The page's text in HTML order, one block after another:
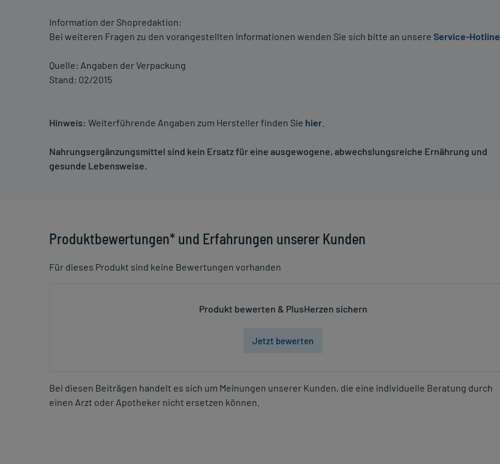
Information der Shopredaktion:
Bei weiteren Fragen zu den vorangestellten Informationen wenden Sie sich bitte an unsere Service-Hotline
Quelle: Angaben der Verpackung
Stand: 02/2015
Hinweis: Weiterführende Angaben zum Hersteller finden Sie hier
Nahrungsergänzungsmittel sind kein Ersatz für eine ausgewogene, abwechslungsreiche Ernährung und
gesunde Lebensweise.
Produktbewertungen* und Erfahrungen unserer Kunden
Für dieses Produkt sind keine Bewertungen vorhanden
Produkt bewerten & PlusHerzen sichern
Jetzt bewerten
Bei diesen Beiträgen handelt es sich um Meinungen unserer Kunden, die eine individuelle Beratung durch
einen Arzt oder Apotheker nicht ersetzen können.